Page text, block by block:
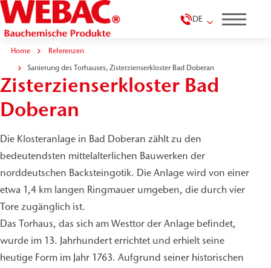
DE
Home
Referenzen
Sanierung des Torhauses, Zisterzienserkloster Bad Doberan
Sanierung des Torhauses,
Zisterzienserkloster Bad
Doberan
Die Klosteranlage in Bad Doberan zählt zu den
bedeutendsten mittelalterlichen Bauwerken der
norddeutschen Backsteingotik. Die Anlage wird von einer
etwa 1,4 km langen Ringmauer umgeben, die durch vier
Tore zugänglich ist.
Das Torhaus, das sich am Westtor der Anlage befindet,
wurde im 13. Jahrhundert errichtet und erhielt seine
heutige Form im Jahr 1763. Aufgrund seiner historischen